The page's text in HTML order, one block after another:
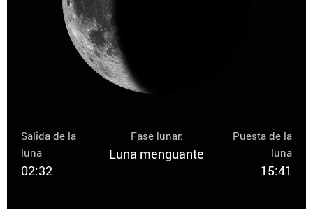
Salida de la
luna
02:32
Fase lunar:
Luna menguante
Puesta de la
luna
15:41